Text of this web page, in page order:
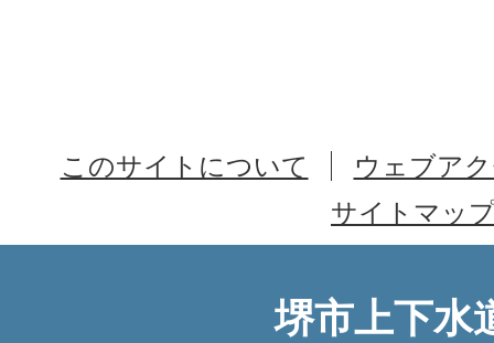
このサイトについて
ウェブア
サイトマッ
堺市上下水